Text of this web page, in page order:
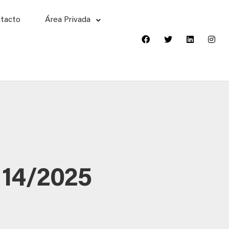
Área Privada
2025